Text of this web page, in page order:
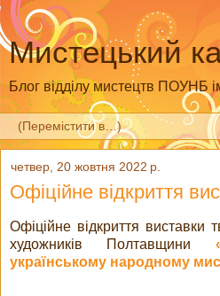
Мистецький
Блог відділу мистецтв ПОУНБ
четвер, 20 жовтня 2022 р.
Офіційне відкриття
Офіційне відкриття виставки
художників Полтавщини
українському народному